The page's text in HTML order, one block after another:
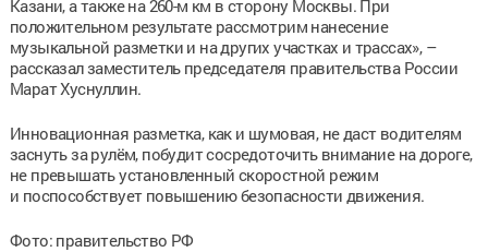
Казани, а также на 260-м км в сторону Москвы. При
положительном результате рассмотрим нанесение
музыкальной разметки и на других участках и трассах», –
рассказал заместитель председателя правительства России
Марат Хуснуллин.
Инновационная разметка, как и шумовая, не даст водителям
заснуть за рулём, побудит сосредоточить внимание на дороге,
не превышать установленный скоростной режим
и поспособствует повышению безопасности движения.
Фото: правительство РФ